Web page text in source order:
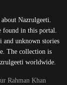
Nazrulgeeti.
found in this portal.
unknown stories
The collection is
worldwide.
Rahman Khan